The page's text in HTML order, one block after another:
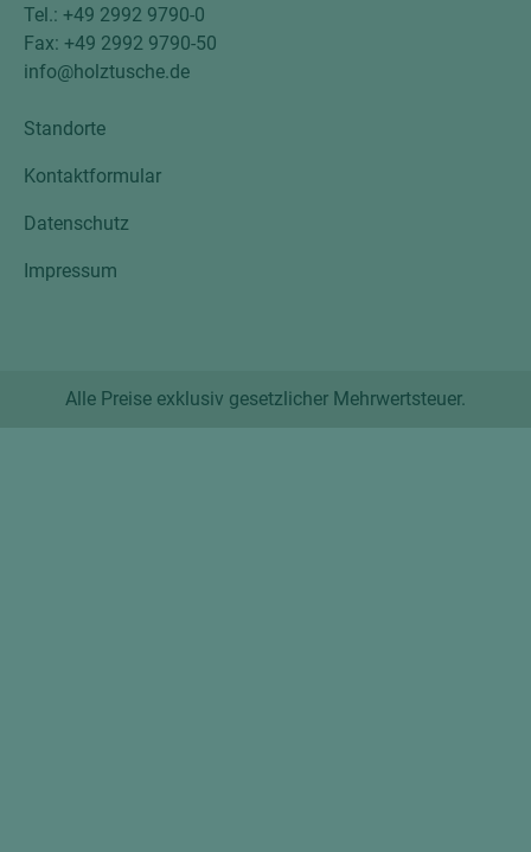
Tel.: +49 2992 9790-0
Fax: +49 2992 9790-50
info@holztusche.de
Standorte
Kontaktformular
Datenschutz
Impressum
Alle Preise exklusiv gesetzlicher Mehrwertsteuer.